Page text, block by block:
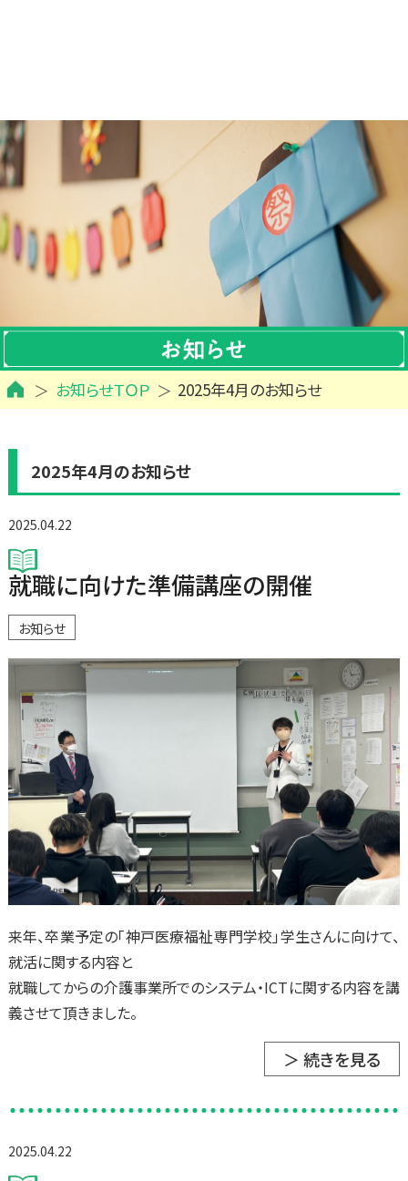
お知らせＴＯＰ 2025年4月のお知らせ
2025年4月のお知らせ
2025.04.22
就職に向けた準備講座の開催
お知らせ
来年、卒業予定の「神戸医療福祉専門学校」学生さんに向けて、
就活に関する内容と
就職してからの介護事業所でのシステム・ICTに関する内容を講
義させて頂きました。
＞ 続きを見る
2025.04.22